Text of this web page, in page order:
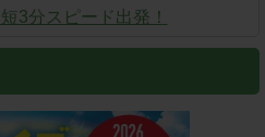
3分スピード出発！